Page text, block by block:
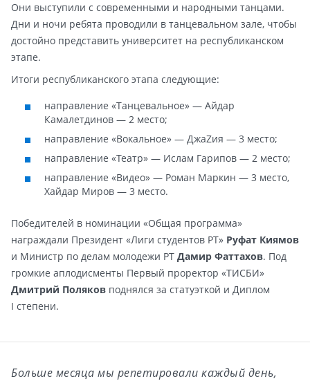
Они выступили с современными и народными танцами.
Дни и ночи ребята проводили в танцевальном зале, чтобы
достойно представить университет на республиканском
этапе.
Итоги республиканского этапа следующие:
направление «Танцевальное» — Айдар
Камалетдинов — 2 место;
направление «Вокальное» — ДжаZия — 3 место;
направление «Театр» — Ислам Гарипов — 2 место;
направление «Видео» — Роман Маркин — 3 место,
Хайдар Миров — 3 место.
Победителей в номинации «Общая программа»
награждали Президент «Лиги студентов РТ» Руфат Киямов
и Министр по делам молодежи РТ Дамир Фаттахов. Под
громкие аплодисменты Первый проректор «ТИСБИ»
Дмитрий Поляков поднялся за статуэткой и Диплом
I степени.
Больше месяца мы репетировали каждый день,